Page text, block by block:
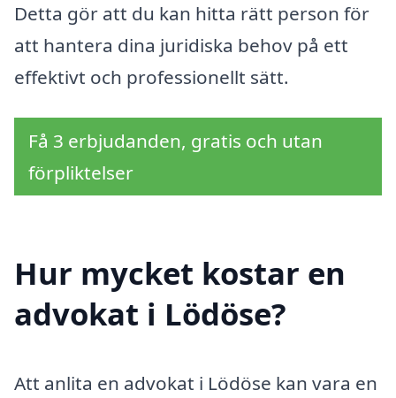
Detta gör att du kan hitta rätt person för
att hantera dina juridiska behov på ett
effektivt och professionellt sätt.
Få 3 erbjudanden, gratis och utan
förpliktelser
Hur mycket kostar en
advokat i Lödöse?
Att anlita en advokat i Lödöse kan vara en